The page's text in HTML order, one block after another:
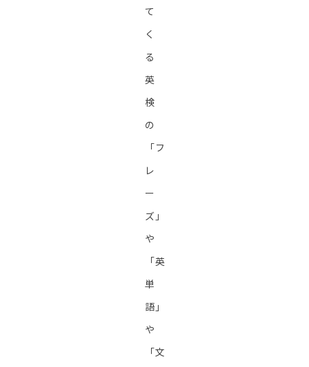
て
く
る
英
検
の
「フ
レ
ー
ズ」
や
「英
単
語」
や
「文